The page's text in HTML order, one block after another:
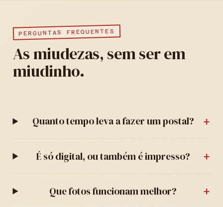
PERGUNTAS FREQUENTES
As miudezas, sem ser em
miudinho.
Quanto tempo leva a fazer um postal?
É só digital, ou também é impresso?
Que fotos funcionam melhor?